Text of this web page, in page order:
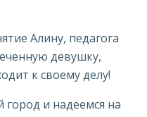
Алину, педагога
девушку,
к своему делу!
и надеемся на